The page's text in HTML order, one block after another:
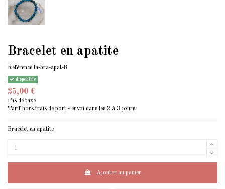
Bracelet en apatite
Référence la-bra-apat-8
disponible
25,00 €
Pas de taxe
Tarif hors frais de port - envoi dans les 2 à 3 jours
Bracelet en apatite
Ajouter au panier